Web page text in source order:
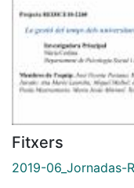
Fitxers
2019-06_Jornadas-